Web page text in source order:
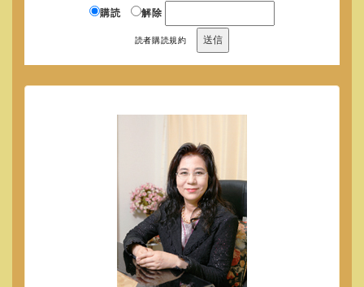
くはできません。
問題解決、願望達成の決定版です。
読者セミナー
第三土曜日
「自分中心セミナー」毎月開
催中。
購読 解除
読者購読規約